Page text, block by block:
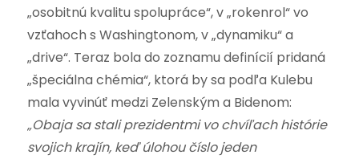
„osobitnú kvalitu spolupráce“, v „rokenrol“ vo
vzťahoch s Washingtonom, v „dynamiku“ a
„drive“. Teraz bola do zoznamu definícií pridaná
„špeciálna chémia“, ktorá by sa podľa Kulebu
mala vyvinúť medzi Zelenským a Bidenom:
„Obaja sa stali prezidentmi vo chvíľach histórie
svojich krajín, keď úlohou číslo jeden